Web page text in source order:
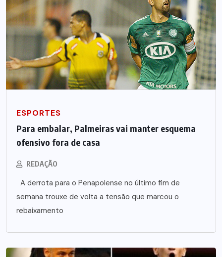
ESPORTES
Para embalar, Palmeiras vai manter esquema
ofensivo fora de casa
REDAÇÃO
A derrota para o Penapolense no último fim de
semana trouxe de volta a tensão que marcou o
rebaixamento